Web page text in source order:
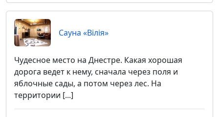
Сауна «Вілія»
Чудесное место на Днестре. Какая хорошая
дорога ведет к нему, сначала через поля и
яблочные сады, а потом через лес. На
территории [...]